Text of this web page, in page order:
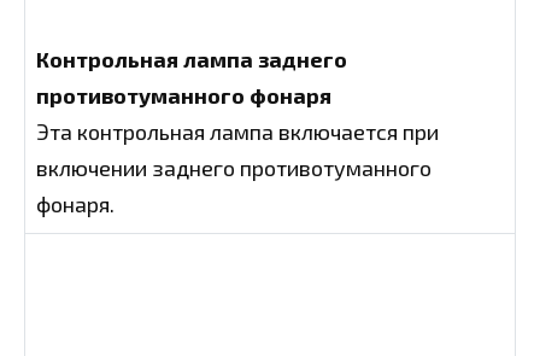
Контрольная лампа заднего
противотуманного фонаря
Эта контрольная лампа включается при
включении заднего противотуманного
фонаря.